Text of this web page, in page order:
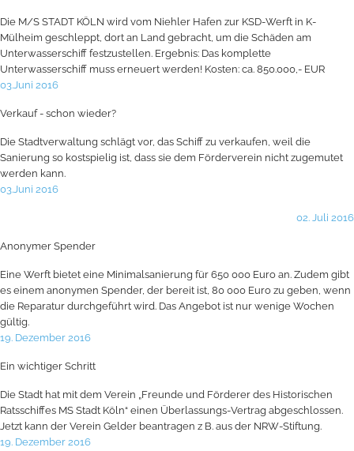
Die M/S STADT KÖLN wird vom Niehler Hafen zur KSD-Werft in K-
Mülheim geschleppt, dort an Land gebracht, um die Schäden am
Unterwasserschiff festzustellen. Ergebnis: Das komplette
Unterwasserschiff muss erneuert werden! Kosten: ca. 850.000,- EUR
03.Juni 2016
Verkauf - schon wieder?
Die Stadtverwaltung schlägt vor, das Schiff zu verkaufen, weil die
Sanierung so kostspielig ist, dass sie dem Förderverein nicht zugemutet
werden kann.
03.Juni 2016
02. Juli 2016
Anonymer Spender
Eine Werft bietet eine Minimalsanierung für 650 000 Euro an. Zudem gibt
es einem anonymen Spender, der bereit ist, 80 000 Euro zu geben, wenn
die Reparatur durchgeführt wird. Das Angebot ist nur wenige Wochen
gültig.
19. Dezember 2016
Ein wichtiger Schritt
Die Stadt hat mit dem Verein „Freunde und Förderer des Historischen
Ratsschiffes MS Stadt Köln“ einen Überlassungs-Vertrag abgeschlossen.
Jetzt kann der Verein Gelder beantragen z B. aus der NRW-Stiftung.
19. Dezember 2016